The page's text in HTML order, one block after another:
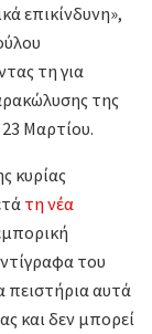
επικίνδυνη»,
τη για
της
Μαρτίου.
κυρίας
τη νέα
του
πειστήρια αυτά
και δεν μπορεί